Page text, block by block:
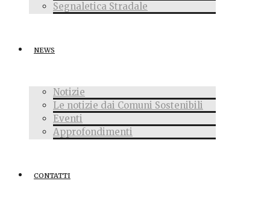
Segnaletica Stradale
NEWS
Notizie
Le notizie dai Comuni Sostenibili
Eventi
Approfondimenti
CONTATTI